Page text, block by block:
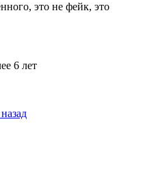
это не фейк, это
6 лет